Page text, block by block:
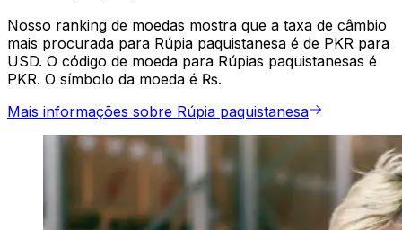
Nosso ranking de moedas mostra que a taxa de câmbio
mais procurada para Rúpia paquistanesa é de PKR para
USD. O código de moeda para Rúpias paquistanesas é
PKR. O símbolo da moeda é ₨.
Mais informações sobre Rúpia paquistanesa